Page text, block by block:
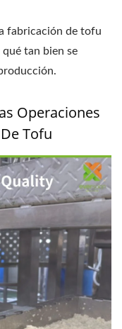
fabricación de tofu
tan bien se
Operaciones
Tofu